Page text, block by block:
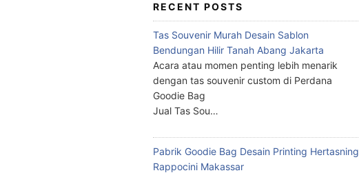
RECENT POSTS
Tas Souvenir Murah Desain Sablon
Bendungan Hilir Tanah Abang Jakarta
Acara atau momen penting lebih menarik
dengan tas souvenir custom di Perdana
Goodie Bag
Jual Tas Sou…
Pabrik Goodie Bag Desain Printing Hertasning
Rappocini Makassar